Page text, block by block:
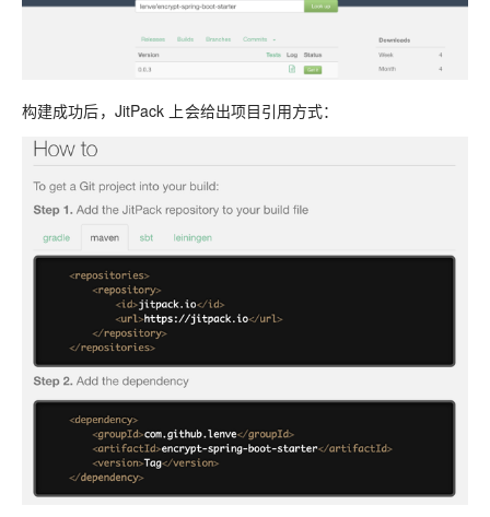
构建成功后，JitPack 上会给出项目引用方式：